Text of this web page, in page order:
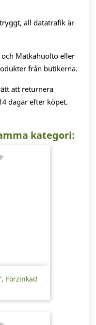
all datatrafik är
och Matkahuolto eller
från butikerna.
att returnera
dagar efter köpet.
kategori:
Förzinkad